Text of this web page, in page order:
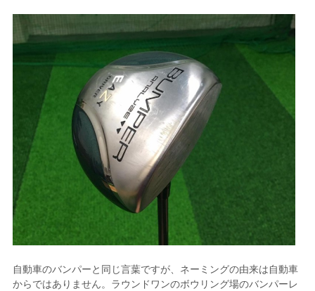
自動車のバンパーと同じ言葉ですが、ネーミングの由来は自動車
からではありません。ラウンドワンのボウリング場のバンパーレ